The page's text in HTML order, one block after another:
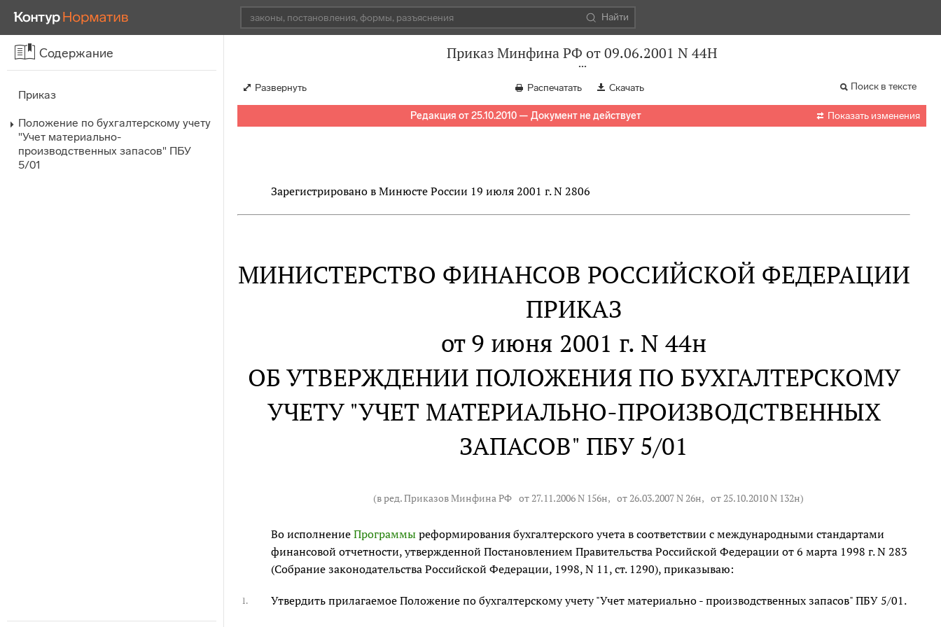
Найти
Содержание
Приказ
Положение по бухгалтерскому учету
"Учет материально-
производственных запасов" ПБУ
5/01
Приказ Минфина РФ от 09.06.2001 N 44Н
Развернуть Распечатать Скачать Поиск в тексте
Редакция от 25.10.2010 — Документ не действует  Показать изменения
Зарегистрировано в Минюсте России 19 июля 2001 г. N 2806
МИНИСТЕРСТВО ФИНАНСОВ РОССИЙСКОЙ ФЕДЕРАЦИИ
ПРИКАЗ
от 9 июня 2001 г. N 44н
ОБ УТВЕРЖДЕНИИ ПОЛОЖЕНИЯ ПО БУХГАЛТЕРСКОМУ
УЧЕТУ "УЧЕТ МАТЕРИАЛЬНО-ПРОИЗВОДСТВЕННЫХ
ЗАПАСОВ" ПБУ 5/01
(в ред. Приказов Минфина РФ от 27.11.2006 N 156н, от 26.03.2007 N 26н, от 25.10.2010 N 132н)
Во исполнениеПрограммы реформирования бухгалтерского учета в соответствии с международными стандартами
финансовой отчетности, утвержденной Постановлением Правительства Российской Федерации от 6 марта 1998 г. N 283
(Собрание законодательства Российской Федерации, 1998, N 11, ст. 1290), приказываю:
1. Утвердить прилагаемое Положение по бухгалтерскому учету "Учет материально - производственных запасов" ПБУ 5/01.